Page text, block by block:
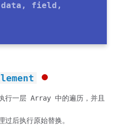
field,
行一层 Array 中的遍历，并且
过后执行原始替换。